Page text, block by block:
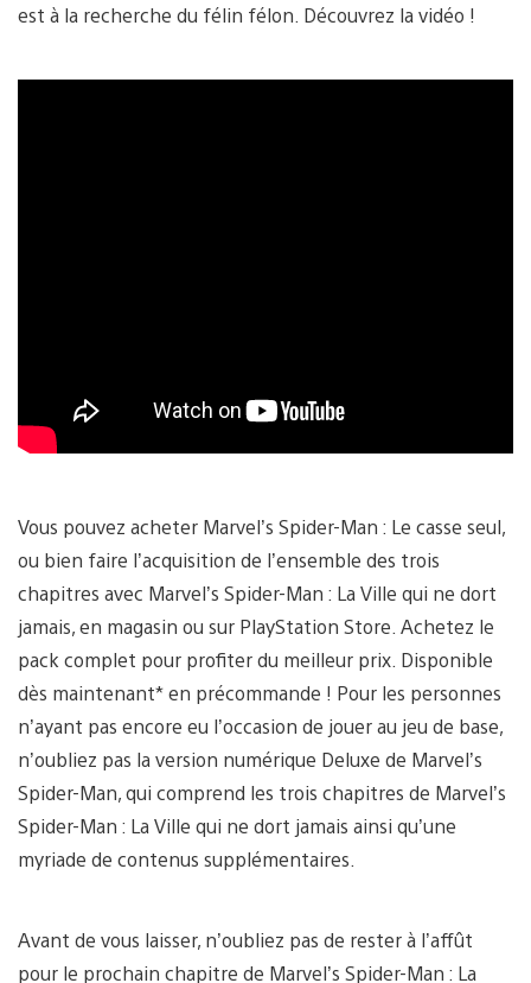
est à la recherche du félin félon. Découvrez la vidéo !
Vous pouvez acheter Marvel’s Spider-Man : Le casse seul,
ou bien faire l’acquisition de l’ensemble des trois
chapitres avec Marvel’s Spider-Man : La Ville qui ne dort
jamais, en magasin ou sur PlayStation Store. Achetez le
pack complet pour profiter du meilleur prix. Disponible
dès maintenant* en précommande ! Pour les personnes
n’ayant pas encore eu l’occasion de jouer au jeu de base,
n’oubliez pas la version numérique Deluxe de Marvel’s
Spider-Man, qui comprend les trois chapitres de Marvel’s
Spider-Man : La Ville qui ne dort jamais ainsi qu’une
myriade de contenus supplémentaires.
Avant de vous laisser, n’oubliez pas de rester à l’affût
pour le prochain chapitre de Marvel’s Spider-Man : La